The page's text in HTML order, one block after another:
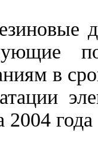
в
2004